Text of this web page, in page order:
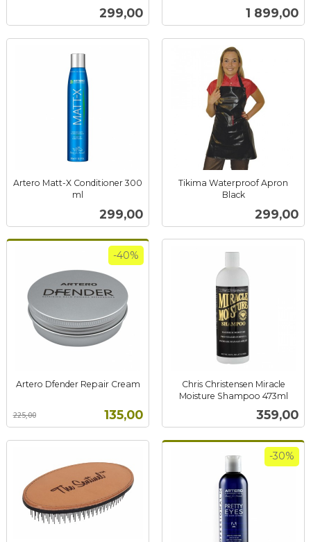
Pris
299,00 Pris
1 899,00
Artero Matt-X Conditioner 300
ml
Pris
299,00
Tikima Waterproof Apron
Black
Pris
299,00
Artero Dfender Repair Cream
Tilbud
135,00
225,00
-40%
Chris Christensen Miracle
Moisture Shampoo 473ml
Pris
359,00
-30%